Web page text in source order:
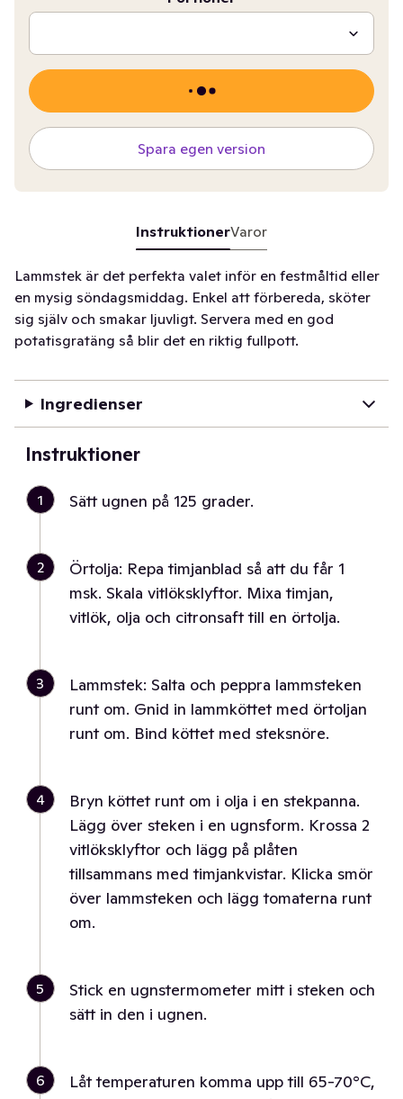
Spara egen version
InstruktionerVaror
Lammstek är det perfekta valet inför en festmåltid eller
en mysig söndagsmiddag. Enkel att förbereda, sköter
sig själv och smakar ljuvligt. Servera med en god
potatisgratäng så blir det en riktig fullpott.
Ingredienser
Instruktioner
1 Sätt ugnen på 125 grader.
2
Örtolja: Repa timjanblad så att du får 1
msk. Skala vitlöksklyftor. Mixa timjan,
vitlök, olja och citronsaft till en örtolja.
3
Lammstek: Salta och peppra lammsteken
runt om. Gnid in lammköttet med örtoljan
runt om. Bind köttet med steksnöre.
4
Bryn köttet runt om i olja i en stekpanna.
Lägg över steken i en ugnsform. Krossa 2
vitlöksklyftor och lägg på plåten
tillsammans med timjankvistar. Klicka smör
över lammsteken och lägg tomaterna runt
om.
5
Stick en ugnstermometer mitt i steken och
sätt in den i ugnen.
6
Låt temperaturen komma upp till 65-70°C,